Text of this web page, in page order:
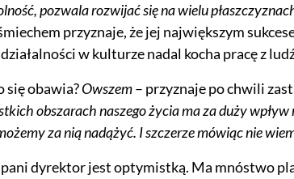
pozwala rozwijać się na wielu
przyznaje, że jej największym
w kulturze nadal kocha pracę z
się obawia?Owszem– przyznaje po chwili
obszarach naszego życia ma za duży
za nią nadążyć. I szczerze mówiąc nie
dyrektor jest optymistką. Ma mnóstwo